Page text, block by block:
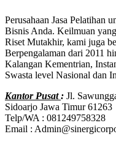
Perusahaan Jasa Pelatihan
Bisnis Anda. Keilmuan
Riset Mutakhir, kami juga
Berpengalaman dari 2011
Kalangan Kementrian,
Swasta level Nasional dan
Kantor Pusat: Jl.
Sidoarjo Jawa Timur 61263
Telp/WA : 081249758328
Email :